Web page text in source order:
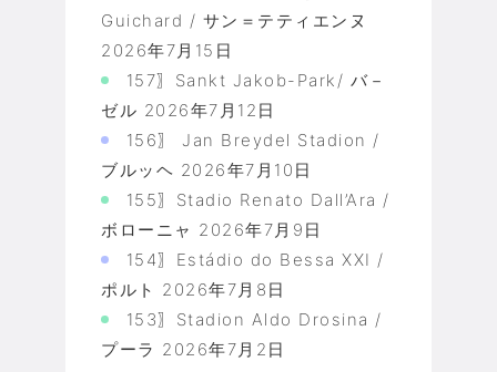
Guichard / サン＝テティエンヌ
2026年7月15日
157〗Sankt Jakob-Park/ バ－
ゼル 2026年7月12日
156〗 Jan Breydel Stadion /
ブルッヘ 2026年7月10日
155〗Stadio Renato Dall’Ara /
ボローニャ 2026年7月9日
154〗Estádio do Bessa XXI /
ポルト 2026年7月8日
153〗Stadion Aldo Drosina /
プーラ 2026年7月2日